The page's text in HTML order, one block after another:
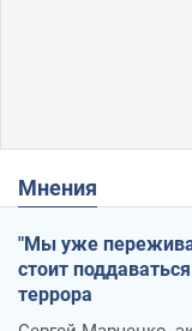
Мнения
"Мы уже
стоит
террора